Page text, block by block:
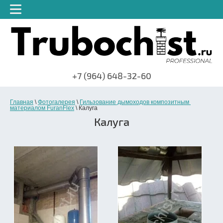
НАЗАД
Дымососы Exodraft
Дымососы для каминов
Дымососы для бойлерных
установок
каминов
доме
+7 (964) 648-32-60
Главная \ Фотогалерея \ Гильзование дымоходов композитным
материалом FuranFlex \ Калуга
Калуга